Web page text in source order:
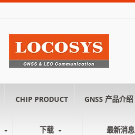
CHIP PRODUCT GNSS 产品介绍
下载 最新消息